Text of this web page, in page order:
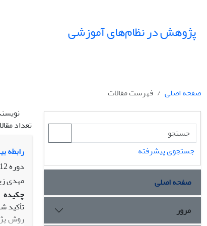
پژوهش در نظام‌های آموزشی
صفحه اصلی
فهرست مقالات
تعداد
رابطه
دوره 12، ویژه‌نامه، بهار 1397، صفحه
مهدی
چکیده
تأکید
روش
جستجوی پیشرفته
صفحه اصلی
مرور